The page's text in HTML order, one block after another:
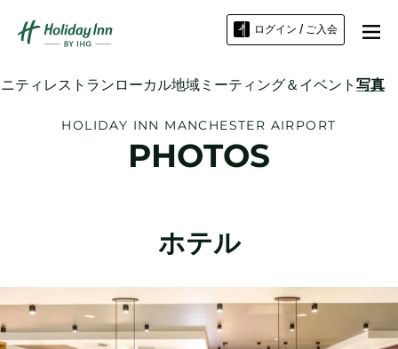
ログイン / ご入会
ティ レストラン ローカル地域 ミーティング＆イベント 写真
HOLIDAY INN MANCHESTER AIRPORT
PHOTOS
ホテル